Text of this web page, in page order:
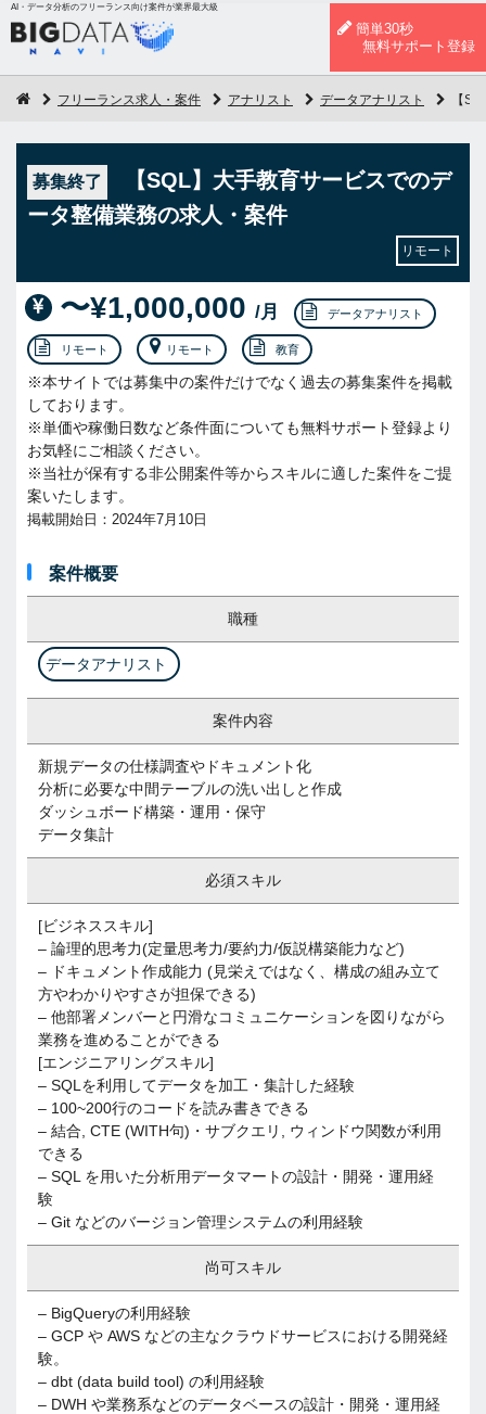
AI・データ分析のフリーランス向け案件が業界最大級
簡単30秒
無料サポート登録
フリーランス求人・案件 アナリスト データアナリスト 【
募集終了
【SQL】大手教育サービスでのデ
ータ整備業務の求人・案件
リモート
〜¥1,000,000 /月 データアナリスト
リモート リモート 教育
※本サイトでは募集中の案件だけでなく過去の募集案件を掲載
しております。
※単価や稼働日数など条件面についても無料サポート登録より
お気軽にご相談ください。
※当社が保有する非公開案件等からスキルに適した案件をご提
案いたします。
掲載開始日：2024年7月10日
案件概要
職種
データアナリスト
案件内容
新規データの仕様調査やドキュメント化
分析に必要な中間テーブルの洗い出しと作成
ダッシュボード構築・運用・保守
データ集計
必須スキル
[ビジネススキル]
– 論理的思考力(定量思考力/要約力/仮説構築能力など)
– ドキュメント作成能力 (見栄えではなく、構成の組み立て
方やわかりやすさが担保できる)
– 他部署メンバーと円滑なコミュニケーションを図りながら
業務を進めることができる
[エンジニアリングスキル]
– SQLを利用してデータを加工・集計した経験
– 100~200行のコードを読み書きできる
– 結合, CTE (WITH句)・サブクエリ, ウィンドウ関数が利用
できる
– SQL を用いた分析用データマートの設計・開発・運用経
験
– Git などのバージョン管理システムの利用経験
尚可スキル
– BigQueryの利用経験
– GCP や AWS などの主なクラウドサービスにおける開発経
験。
– dbt (data build tool) の利用経験
– DWH や業務系などのデータベースの設計・開発・運用経